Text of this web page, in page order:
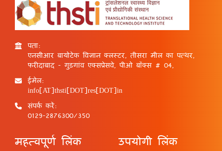
पता:
एनसीआर बायोटेक विज्ञान क्लस्टर, तीसरा मील का पत्थर,
फरीदाबाद - गुड़गांव एक्सप्रेसवे, पीओ बॉक्स # 04,
ईमेल:
info[AT]thsti[DOT]res[DOT]in
संपर्क करें:
0129-2876300/350
महत्वपूर्ण लिंक उपयोगी लिंक